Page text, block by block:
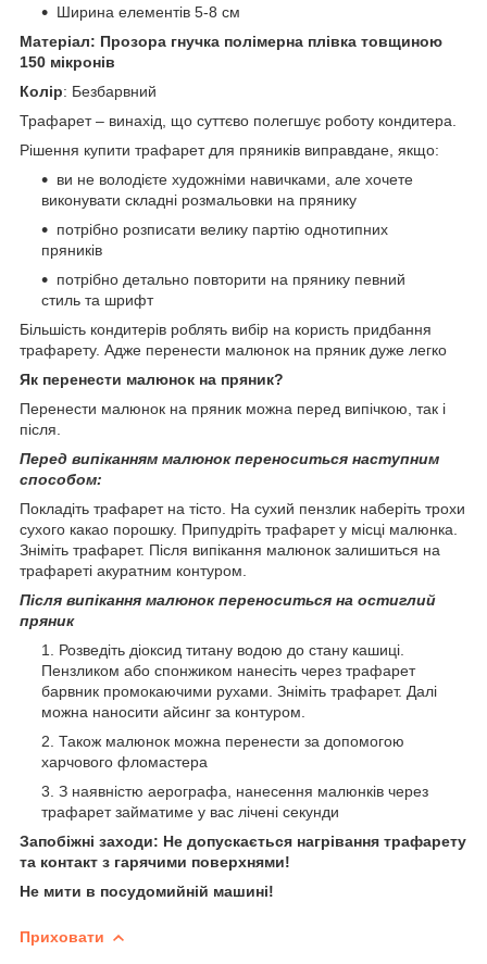
Ширина елементів 5-8 см
Матеріал: Прозора гнучка полімерна плівка товщиною
150 мікронів
Колір: Безбарвний
Трафарет – винахід, що суттєво полегшує роботу кондитера.
Рішення купити трафарет для пряників виправдане, якщо:
ви не володієте художніми навичками, але хочете
виконувати складні розмальовки на прянику
потрібно розписати велику партію однотипних
пряників
потрібно детально повторити на прянику певний
стиль та шрифт
Більшість кондитерів роблять вибір на користь придбання
трафарету. Адже перенести малюнок на пряник дуже легко
Як перенести малюнок на пряник?
Перенести малюнок на пряник можна перед випічкою, так і
після.
Перед випіканням малюнок переноситься наступним
способом:
Покладіть трафарет на тісто. На сухий пензлик наберіть трохи
сухого какао порошку. Припудріть трафарет у місці малюнка.
Зніміть трафарет. Після випікання малюнок залишиться на
трафареті акуратним контуром.
Після випікання малюнок переноситься на остиглий
пряник
Розведіть діоксид титану водою до стану кашиці.
Пензликом або спонжиком нанесіть через трафарет
барвник промокаючими рухами. Зніміть трафарет. Далі
можна наносити айсинг за контуром.
Також малюнок можна перенести за допомогою
харчового фломастера
З наявністю аерографа, нанесення малюнків через
трафарет займатиме у вас лічені секунди
Запобіжні заходи: Не допускається нагрівання трафарету
та контакт з гарячими поверхнями!
Не мити в посудомийній машині!
Приховати